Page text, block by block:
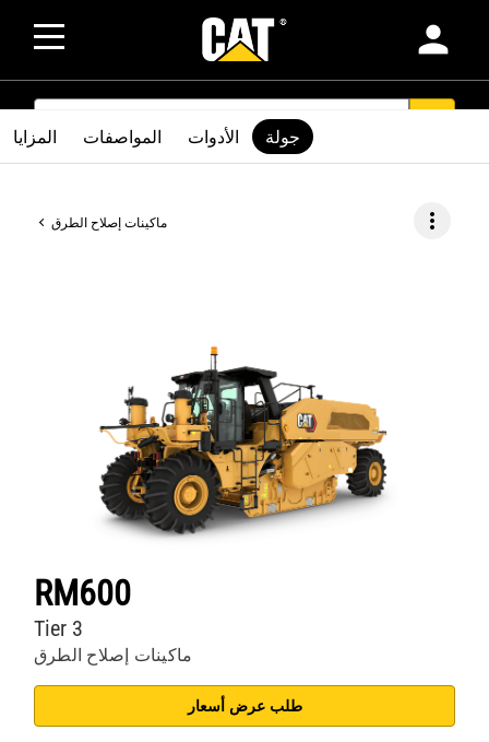
person
SEARCH
ماكينات إصلاح الطرق more_vert
RM600
ماكينات إصلاح الطرق
Tier 3
طلب عرض أسعار
المزايا المواصفات الأدوات جولة